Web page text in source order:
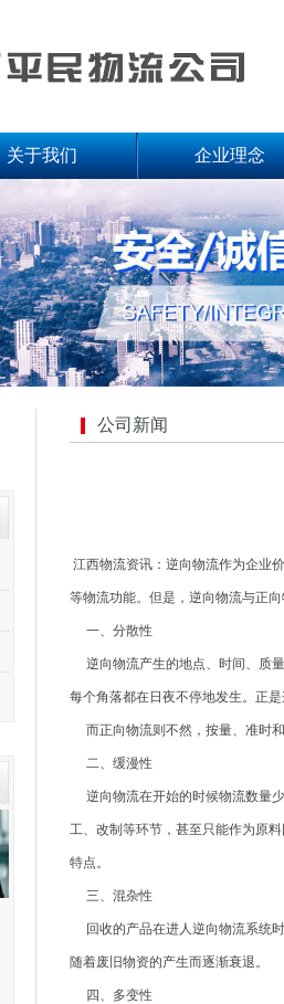
关于我们 企业理念
公司新闻
江西物流资讯：逆向物流作为企业
等物流功能。但是，逆向物流与正
一、分散性
逆向物流产生的地点、时间、质
每个角落都在日夜不停地发生。正是
而正向物流则不然，按量、准时和
二、缓漫性
逆向物流在开始的时候物流数量
工、改制等环节，甚至只能作为原
特点。
三、混杂性
回收的产品在进人逆向物流系统
随着废旧物资的产生而逐渐衰退。
四、多变性